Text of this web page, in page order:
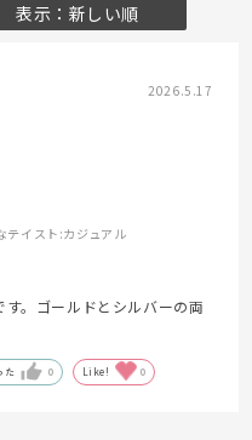
表示：新しい順
2026.5.17
テイスト:カジュアル
。ゴールドとシルバーの両
た 0 Like! 0